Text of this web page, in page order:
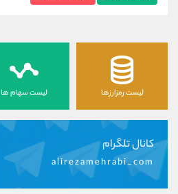
لیست رمزارزها لیست سهام ها
کانال تلگرام
alirezamehrabi_com